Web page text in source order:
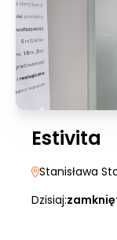
Estivita
Stanisława
Dzisiaj: